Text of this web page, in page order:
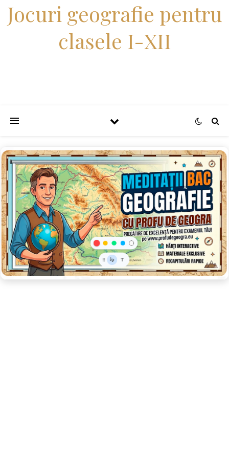
Jocuri geografie pentru
clasele I-XII